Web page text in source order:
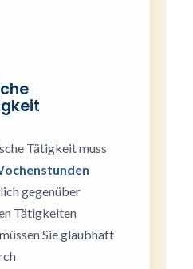
Tätigkeit muss
gegenüber
Tätigkeiten
Sie glaubhaft